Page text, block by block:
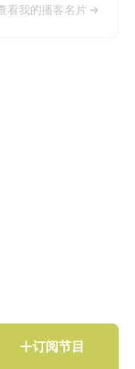
看我的播客名片
订阅节目